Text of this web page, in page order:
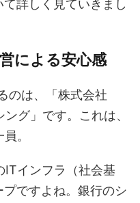
詳しく見ていきまし
による安心感
のは、「株式会社
グ」です。これは、
。
インフラ（社会基
ですよね。銀行のシ